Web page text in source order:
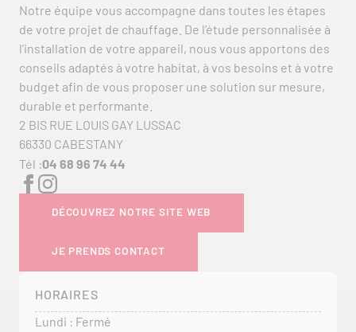
Notre équipe vous accompagne dans toutes les étapes
de votre projet de chauffage. De l’étude personnalisée à
l’installation de votre appareil, nous vous apportons des
conseils adaptés à votre habitat, à vos besoins et à votre
budget afin de vous proposer une solution sur mesure,
durable et performante.
2 BIS RUE LOUIS GAY LUSSAC
66330 CABESTANY
Tél :04 68 96 74 44
DÉCOUVREZ NOTRE SITE WEB
JE PRENDS CONTACT
HORAIRES
Lundi : Fermé